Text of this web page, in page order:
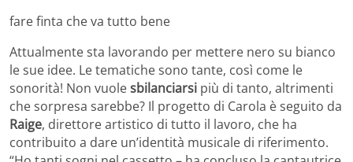
fare finta che va tutto bene
Attualmente sta lavorando per mettere nero su bianco
le sue idee. Le tematiche sono tante, così come le
sonorità! Non vuolesbilanciarsi più di tanto, altrimenti
che sorpresa sarebbe? Il progetto di Carola è seguito da
Raige, direttore artistico di tutto il lavoro, che ha
contribuito a dare un’identità musicale di riferimento.